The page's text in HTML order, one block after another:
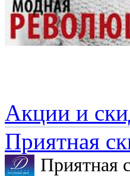
Акции и
Приятная
Приятная